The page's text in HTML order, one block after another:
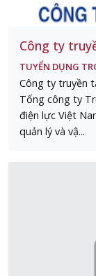
Công ty
TUYỂN DỤNG
Công ty truyền
Tổng công ty
điện lực Việt
quản lý và vậ...